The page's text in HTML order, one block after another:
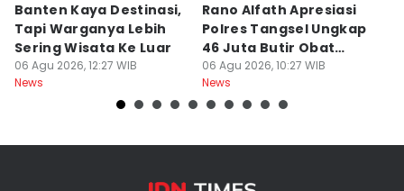
Banten Kaya Destinasi,
Tapi Warganya Lebih
Sering Wisata Ke Luar
06 Agu 2026, 12:27 WIB
News
Rano Alfath Apresiasi
Polres Tangsel Ungkap
46 Juta Butir Obat
Keras
06 Agu 2026, 10:27 WIB
News